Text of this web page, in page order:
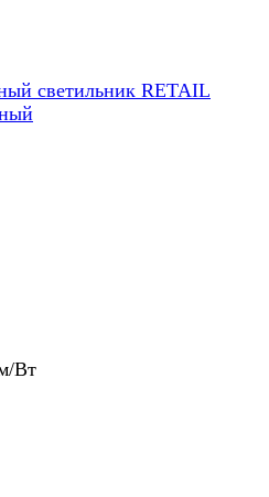
светильник RETAIL
Вт